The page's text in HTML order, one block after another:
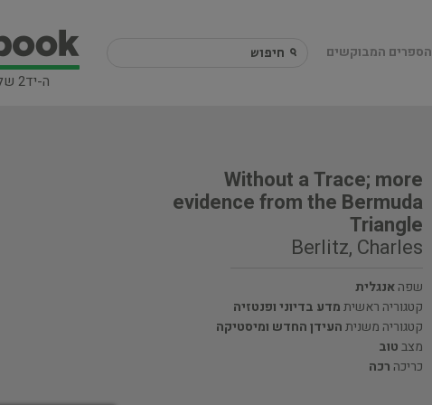
ה-יד2 של הספרים המשומשים
הספרים המבוקשים
Without a Trace; more
evidence from the Bermuda
Triangle
Berlitz, Charles
שפהאנגלית
קטגוריה ראשיתמדע בדיוני ופנטזיה
קטגוריה משניתהעידן החדש ומיסטיקה
מצבטוב
כריכה רכה